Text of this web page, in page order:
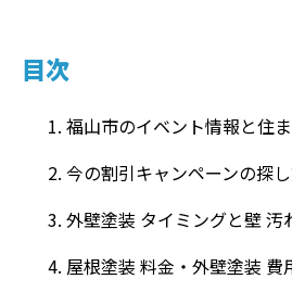
目次
福山市のイベント情報と住
今の割引キャンペーンの探
外壁塗装 タイミングと壁 汚
屋根塗装 料金・外壁塗装